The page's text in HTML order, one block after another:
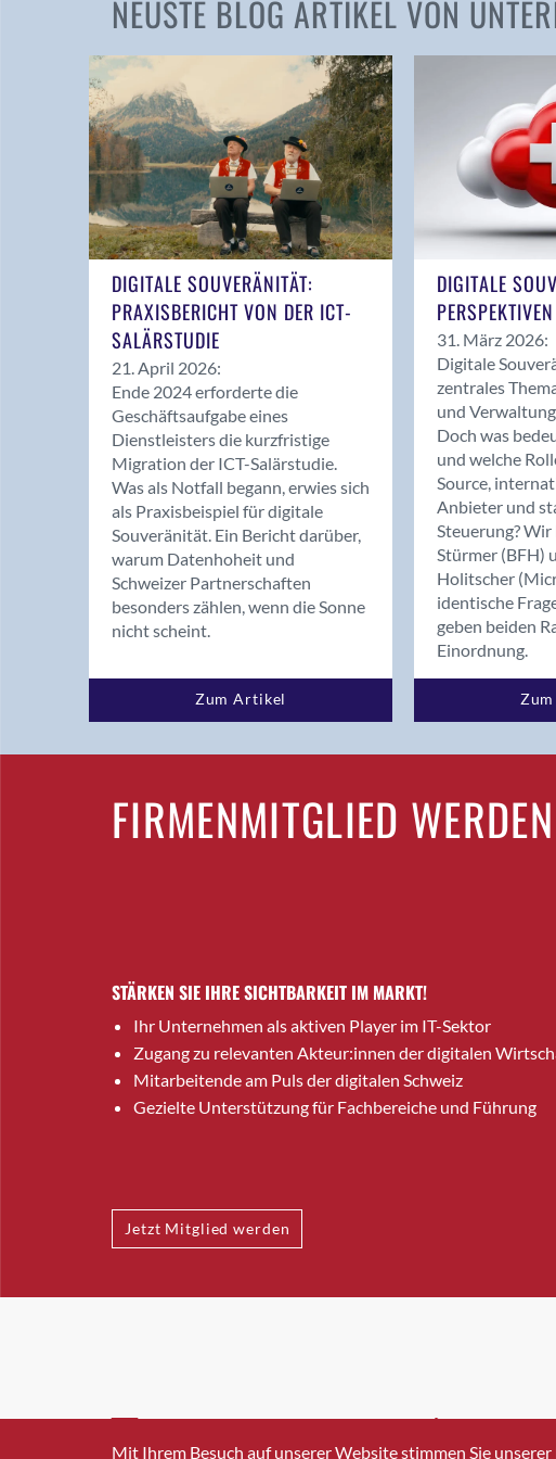
NEUSTE BLOG ARTIKEL VON
DIGITALE SOUVERÄNITÄT:
PRAXISBERICHT VON DER ICT-
SALÄRSTUDIE
21. April 2026:
Ende 2024 erforderte die
Geschäftsaufgabe eines
Dienstleisters die kurzfristige
Migration der ICT-Salärstudie.
Was als Notfall begann, erwies sich
als Praxisbeispiel für digitale
Souveränität. Ein Bericht darüber,
warum Datenhoheit und
Schweizer Partnerschaften
besonders zählen, wenn die Sonne
nicht scheint.
Zum Artikel
DIGITALE
PERSPEKTIVEN
31. März 2026:
Digitale
zentrales
und
Doch was
und welche
Source,
Anbieter und
Steuerung?
Stürmer (BFH)
Holitscher
identische
geben beiden
Einordnung.
FIRMENMITGLIED WERDEN
STÄRKEN SIE IHRE SICHTBARKEIT IM MARKT!
Ihr Unternehmen als aktiven Player im IT-Sektor
Zugang zu relevanten Akteur:innen der digitalen
Mitarbeitende am Puls der digitalen Schweiz
Gezielte Unterstützung für Fachbereiche und Führung
Jetzt Mitglied werden
INFO@SWISSICT.CH +41 43 336
Mit Ihrem Besuch auf unserer Website stimmen Sie